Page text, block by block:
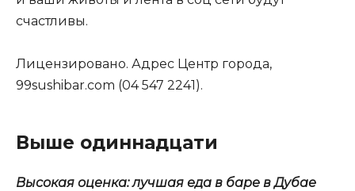
счастливы.
Лицензировано. Адрес Центр города,
99sushibar.com (04 547 2241).
Выше одиннадцати
Высокая оценка: лучшая еда в баре в Дубае